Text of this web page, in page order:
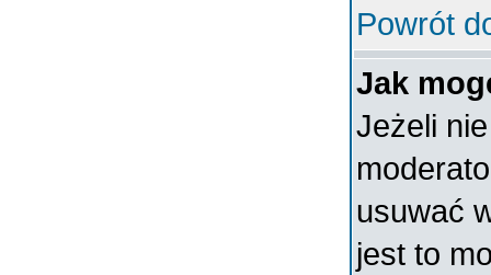
Powrót
Jak
Jeżeli
usuwać
jest to